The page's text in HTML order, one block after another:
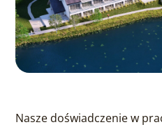
Nasze doświadczenie w